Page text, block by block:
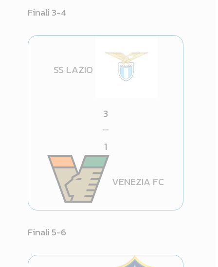
Finali 3-4
SS LAZIO
3
—
1
VENEZIA FC
Finali 5-6